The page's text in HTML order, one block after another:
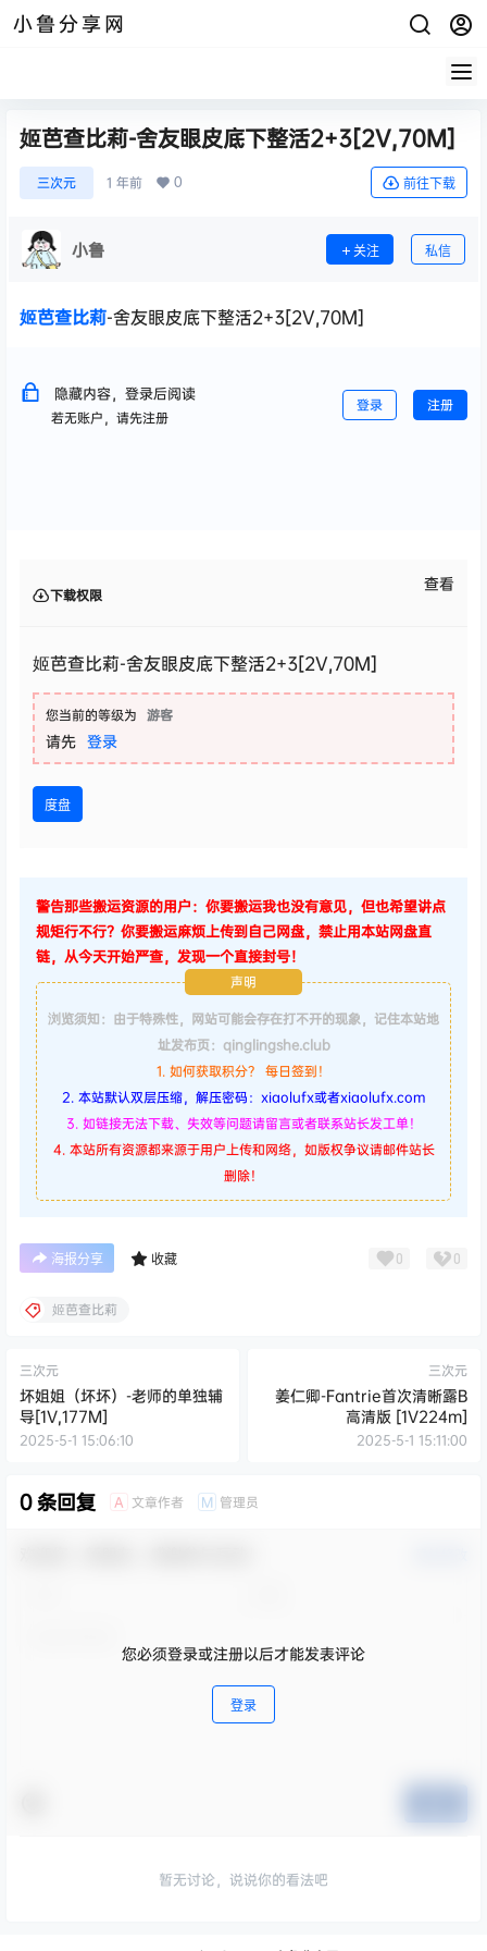
小鲁分享网
姬芭查比莉-舍友眼皮底下整活2+3[2V,70M]
三次元 1 年前 0 前往下载
小鲁 关注 私信
姬芭查比莉-舍友眼皮底下整活2+3[2V,70M]
隐藏内容，登录后阅读
若无账户，请先注册
登录 注册
下载权限
查看
姬芭查比莉-舍友眼皮底下整活2+3[2V,70M]
您当前的等级为 游客
请先 登录
度盘
警告那些搬运资源的用户：你要搬运我也没有意见，但也希望讲点
规矩行不行？你要搬运麻烦上传到自己网盘，禁止用本站网盘直
链，从今天开始严查，发现一个直接封号！
声明
浏览须知：由于特殊性，网站可能会存在打不开的现象，记住本站地
址发布页：qinglingshe.club
1. 如何获取积分？ 每日签到！
2. 本站默认双层压缩，解压密码：xiaolufx或者xiaolufx.com
3. 如链接无法下载、失效等问题请留言或者联系站长发工单！
4. 本站所有资源都来源于用户上传和网络，如版权争议请邮件站长
删除！
海报分享 收藏 0 0
姬芭查比莉
三次元
坏姐姐（坏坏）-老师的单独辅
导[1V,177M]
2025-5-1 15:06:10
三次元
姜仁卿-Fantrie首次清晰露B
高清版 [1V224m]
2025-5-1 15:11:00
0 条回复 A 文章作者 M 管理员
您必须登录或注册以后才能发表评论
登录
暂无讨论，说说你的看法吧